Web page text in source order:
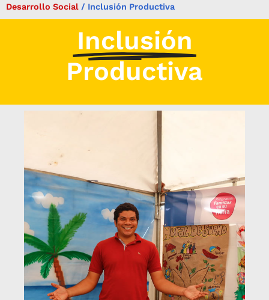
Desarrollo Social / Inclusión Productiva
Inclusión
Productiva